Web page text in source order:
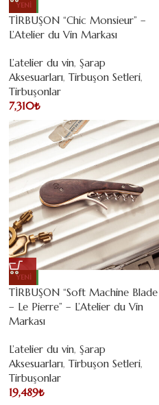
YENI
TİRBUŞON “Chic Monsieur” –
L’Atelier du Vin Markası
L’atelier du vin, Şarap
Aksesuarları, Tirbuşon Setleri,
Tirbuşonlar
7,310₺
YENI
TİRBUŞON “Soft Machine Blade
– Le Pierre” – L’Atelier du Vin
Markası
L’atelier du vin, Şarap
Aksesuarları, Tirbuşon Setleri,
Tirbuşonlar
19,489₺